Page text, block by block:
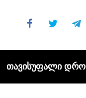
თავისუფალი დრო